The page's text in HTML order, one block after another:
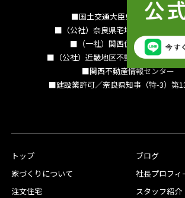
■国土交通大臣免許（15）994号
■（公社）奈良県宅地建物取引業協会
■（一社）関西住宅産業協会会
■（公社）近畿地区不動産公正取引協
■関西不動産情報センター
■建設業許可／奈良県知事（特-3）第
トップ
家づくりについて
注文住宅
ブログ
社長プロフィ
スタッフ紹介